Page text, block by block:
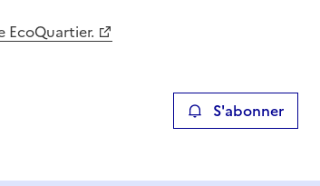
EcoQuartier.
la page dans le presse-papier S'abonner